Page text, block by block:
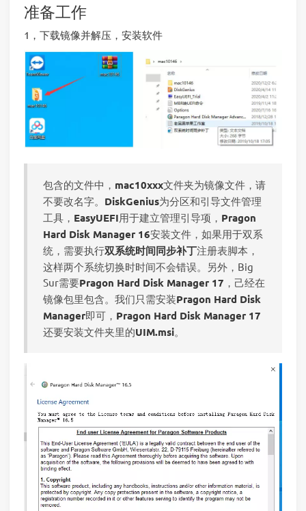
准备工作
1，下载镜像并解压，安装软件
包含的文件中， mac10xxx文件夹为镜像文件，请
不要改名字。 DiskGenius为分区和引导文件管理
工具， EasyUEFI用于建立管理引导项， Pragon
Hard Disk Manager 16安装文件，如果用于双系
统，需要执行双系统时间同步补丁注册表脚本，
这样两个系统切换时时间不会错误。另外，Big
Sur需要Pragon Hard Disk Manager 17 ，己经在
镜像包里包含。我们只需安装Pragon Hard Disk
Manager即可， Pragon Hard Disk Manager 17
还要安装文件夹里的UIM.msi。